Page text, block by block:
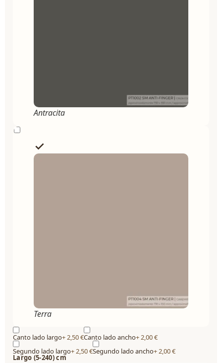
Antracita
Terra
Canto lado largo+ 2,50€Canto lado ancho+ 2,00€
Segundo lado largo+ 2,50€Segundo lado ancho+ 2,00€
Largo (5-240) cm